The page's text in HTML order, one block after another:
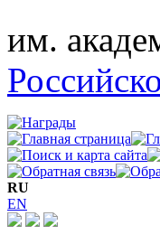
им.
RU
EN